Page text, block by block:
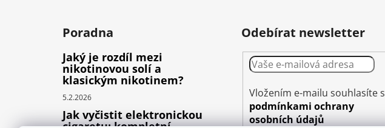
Poradna
Jaký je rozdíl mezi
nikotinovou solí a
klasickým nikotinem?
5.2.2026
Jak vyčistit elektronickou
Odebírat newsletter
Vložením e-mailu souhlasíte s
podmínkami ochrany
osobních údajů